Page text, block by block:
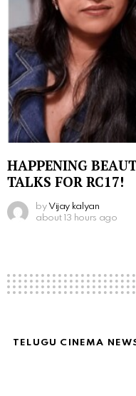
HAPPENING
TALKS FOR RC17!
by Vijay kalyan
about 13 hours ago
TELUGU CINEMA